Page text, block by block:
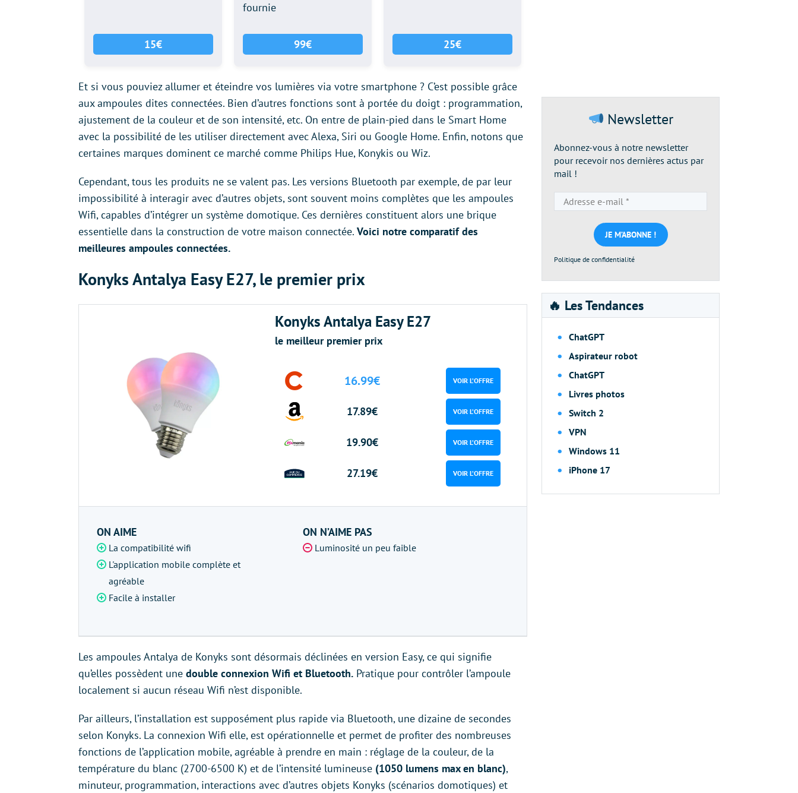
15€
fournie
99€ 25€
Et si vous pouviez allumer et éteindre vos lumières via votre smartphone ? C’est possible grâce
aux ampoules dites connectées. Bien d’autres fonctions sont à portée du doigt : programmation,
ajustement de la couleur et de son intensité, etc. On entre de plain-pied dans le Smart Home
avec la possibilité de les utiliser directement avec Alexa, Siri ou Google Home. Enfin, notons que
certaines marques dominent ce marché comme Philips Hue, Konykis ou Wiz.
Cependant, tous les produits ne se valent pas. Les versions Bluetooth par exemple, de par leur
impossibilité à interagir avec d’autres objets, sont souvent moins complètes que les ampoules
Wifi, capables d’intégrer un système domotique. Ces dernières constituent alors une brique
essentielle dans la construction de votre maison connectée. Voici notre comparatif des
meilleures ampoules connectées.
Konyks Antalya Easy E27, le premier prix
Konyks Antalya Easy E27
le meilleur premier prix
16.99€ VOIR L’OFFRE
17.89€ VOIR L’OFFRE
19.90€ VOIR L’OFFRE
27.19€ VOIR L’OFFRE
ON AIME
La compatibilité wifi
L'application mobile complète et
agréable
Facile à installer
ON N’AIME PAS
Luminosité un peu faible
Les ampoules Antalya de Konyks sont désormais déclinées en version Easy, ce qui signifie
qu’elles possèdent une double connexion Wifi et Bluetooth. Pratique pour contrôler l’ampoule
localement si aucun réseau Wifi n’est disponible.
Par ailleurs, l’installation est supposément plus rapide via Bluetooth, une dizaine de secondes
selon Konyks. La connexion Wifi elle, est opérationnelle et permet de profiter des nombreuses
fonctions de l’application mobile, agréable à prendre en main : réglage de la couleur, de la
température du blanc (2700-6500 K) et de l’intensité lumineuse (1050 lumens max en blanc),
minuteur, programmation, interactions avec d’autres objets Konyks (scénarios domotiques) et
Newsletter
Abonnez-vous à notre newsletter
pour recevoir nos dernières actus par
mail !
e-
mail
*
Politique de confidentialité
🔥 Les Tendances
ChatGPT
Aspirateur robot
ChatGPT
Livres photos
Switch 2
VPN
Windows 11
iPhone 17